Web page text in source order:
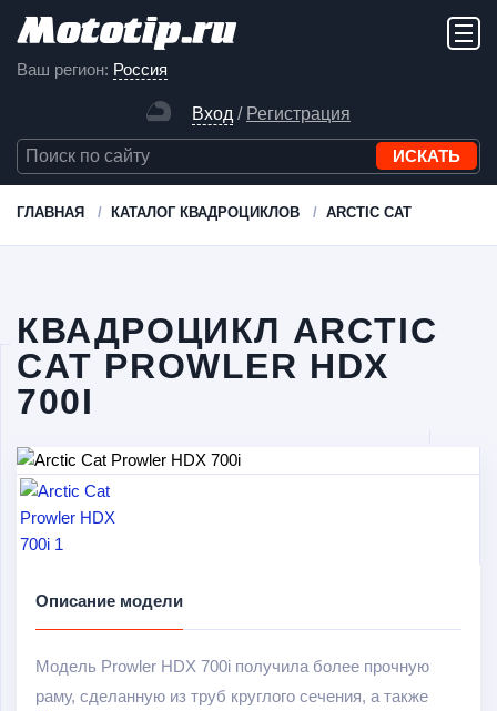
Ваш регион: Россия
Вход / Регистрация
ГЛАВНАЯ КАТАЛОГ КВАДРОЦИКЛОВ ARCTIC CAT
КВАДРОЦИКЛ ARCTIC
CAT PROWLER HDX
700I
Описание модели
Модель Prowler HDX 700i получила более прочную
раму, сделанную из труб круглого сечения, а также